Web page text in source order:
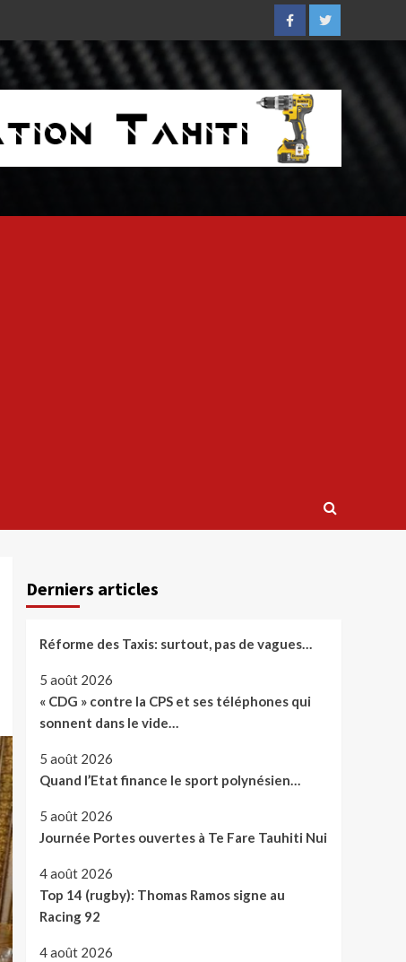
FacebookTwitter
Derniers articles
Réforme des Taxis: surtout, pas de vagues…
5 août 2026
« CDG » contre la CPS et ses téléphones qui
sonnent dans le vide…
5 août 2026
Quand l’Etat finance le sport polynésien…
5 août 2026
Journée Portes ouvertes à Te Fare Tauhiti Nui
4 août 2026
Top 14 (rugby): Thomas Ramos signe au
Racing 92
4 août 2026